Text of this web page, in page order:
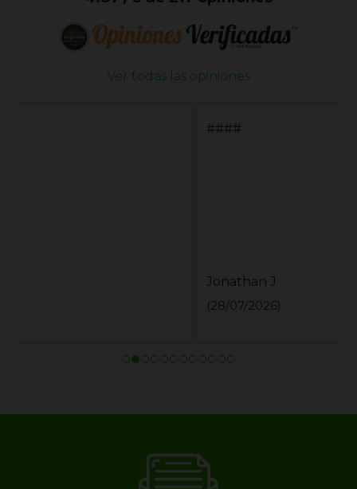
Ver todas las opiniones